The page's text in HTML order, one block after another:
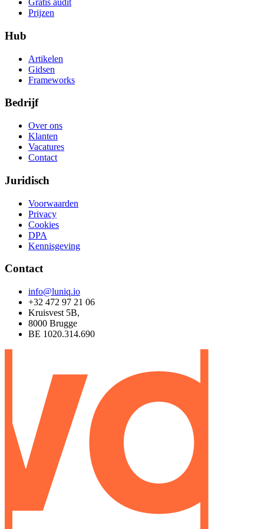
Gratis audit
Prijzen
Hub
Artikelen
Gidsen
Frameworks
Bedrijf
Over ons
Klanten
Vacatures
Contact
Juridisch
Voorwaarden
Privacy
Cookies
DPA
Kennisgeving
Contact
info@luniq.io
+32 472 97 21 06
Kruisvest 5B,
8000 Brugge
BE 1020.314.690